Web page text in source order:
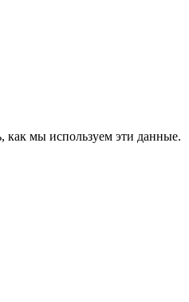
как мы используем эти данные.